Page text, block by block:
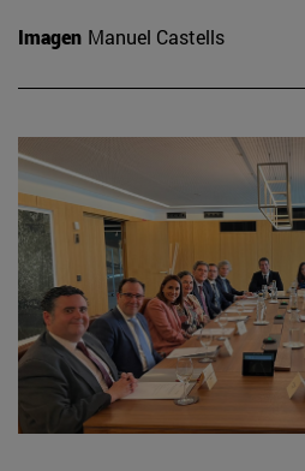
Imagen Manuel Castells